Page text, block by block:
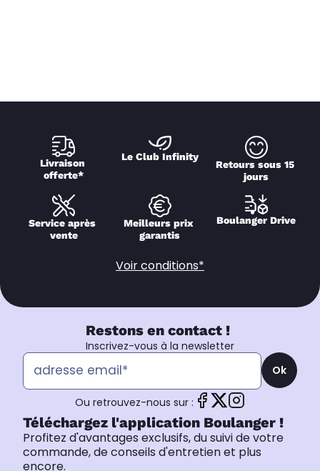
Livraison
offerte*
Le Club Infinity
Retours sous 15
jours
Service après
vente
Meilleurs prix
garantis
Boulanger Drive
Voir conditions*
Restons en contact !
Inscrivez-vous à la newsletter
Ok
Ou retrouvez-nous sur :
Téléchargez l'application Boulanger !
Profitez d'avantages exclusifs, du suivi de votre
commande, de conseils d'entretien et plus
encore.